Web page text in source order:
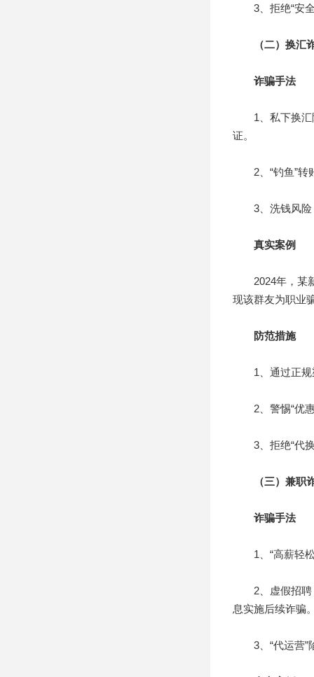
3、拒绝“安全
（二）换汇
诈骗手法
1、私下换汇陷
证。
2、“钓鱼”转账
3、洗钱风险：
真实案例
2024年，某新
现该群友为职业
防范措施
1、通过正规渠
2、警惕“优惠
3、拒绝“代换
（三）兼职
诈骗手法
1、“高薪轻松”
2、虚假招聘：
息实施后续诈骗
3、“代运营”陷